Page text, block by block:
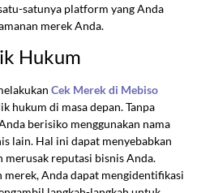
satunya platform yang Anda
merek Anda.
Hukum
Cek Merek di Mebiso
hukum di masa depan. Tanpa
berisiko menggunakan nama
lain. Hal ini dapat menyebabkan
reputasi bisnis Anda.
merek, Anda dapat mengidentifikasi